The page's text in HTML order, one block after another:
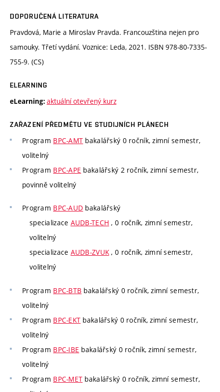
DOPORUČENÁ LITERATURA
Pravdová, Marie a Miroslav Pravda. Francouzština nejen pro
samouky. Třetí vydání. Voznice: Leda, 2021. ISBN 978-80-7335-
755-9. (CS)
ELEARNING
eLearning: aktuální otevřený kurz
ZAŘAZENÍ PŘEDMĚTU VE STUDIJNÍCH PLÁNECH
Program BPC-AMT bakalářský 0 ročník, zimní semestr,
volitelný
Program BPC-APE bakalářský 2 ročník, zimní semestr,
povinně volitelný
Program BPC-AUD bakalářský
specializace AUDB-TECH , 0 ročník, zimní semestr,
volitelný
specializace AUDB-ZVUK, 0 ročník, zimní semestr,
volitelný
Program BPC-BTB bakalářský 0 ročník, zimní semestr,
volitelný
Program BPC-EKT bakalářský 0 ročník, zimní semestr,
volitelný
Program BPC-IBE bakalářský 0 ročník, zimní semestr,
volitelný
Program BPC-MET bakalářský 0 ročník, zimní semestr,